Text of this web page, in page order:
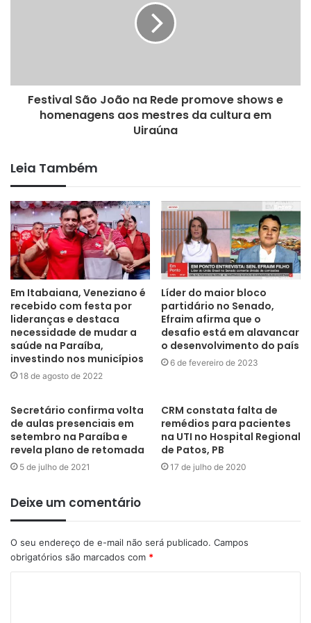
Festival São João na Rede promove shows e
homenagens aos mestres da cultura em
Uiraúna
Leia Também
Em Itabaiana, Veneziano é
recebido com festa por
lideranças e destaca
necessidade de mudar a
saúde na Paraíba,
investindo nos municípios
18 de agosto de 2022
Líder do maior bloco
partidário no Senado,
Efraim afirma que o
desafio está em alavancar
o desenvolvimento do país
6 de fevereiro de 2023
Secretário confirma volta
de aulas presenciais em
setembro na Paraíba e
revela plano de retomada
5 de julho de 2021
CRM constata falta de
remédios para pacientes
na UTI no Hospital Regional
de Patos, PB
17 de julho de 2020
Deixe um comentário
O seu endereço de e-mail não será publicado. Campos
obrigatórios são marcados com *